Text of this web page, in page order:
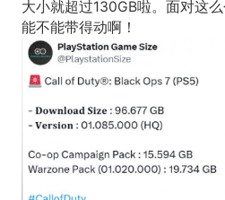
大小就超过130GB啦。面对这
能不能带得动啊！